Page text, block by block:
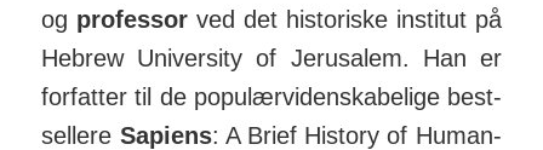
og pro­fessor ved det histo­riske institut på
Hebrew Uni­versity of Jeru­salem. Han er
for­fatter til de popu­lær­viden­skab­elige best­
sellere Sapiens: A Brief History of Human­